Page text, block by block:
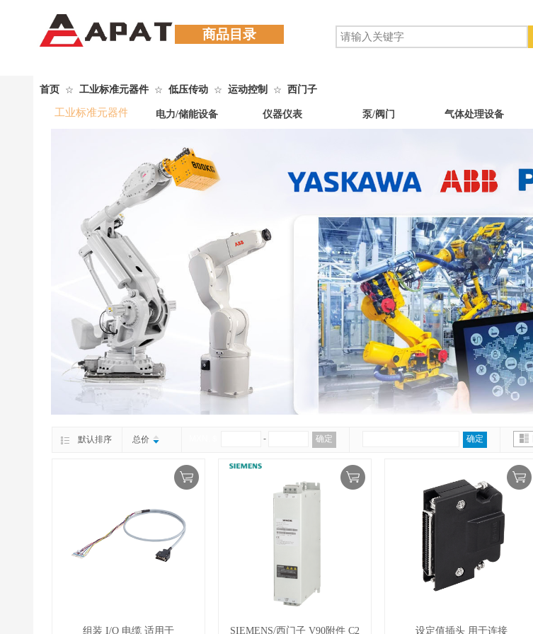
首页 ☆ 工业标准元器件 ☆ 低压传动 ☆ 运动控制 ☆ 西门子
工业标准元器件 电力/储能设备 仪器仪表 泵/阀门 气体处理设备
默认排序 总价 - 确定 确定
组装 I/O 电缆 适用于 SIEMENS/西门子 V90附件 C2 设定值插头 用于连接
商品目录